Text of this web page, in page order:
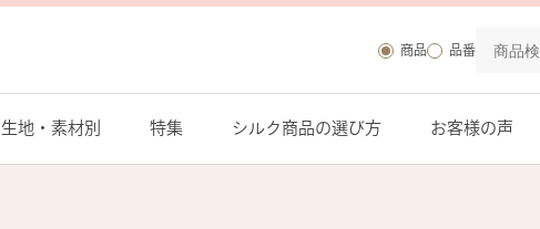
商品 品番
生地・素材別 特集 シルク商品の選び方 お客様の声